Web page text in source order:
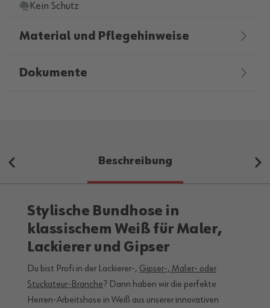
Kein Schutz
Material und Pflegehinweise
Dokumente
Beschreibung
Stylische Bundhose in
klassischem Weiß für Maler,
Lackierer und Gipser
Du bist Profi in der Lackierer-, Gipser-, Maler- oder
Stuckateur-Branche? Dann haben wir die perfekte
Herren-Arbeitshose in Weiß aus unserer innovativen